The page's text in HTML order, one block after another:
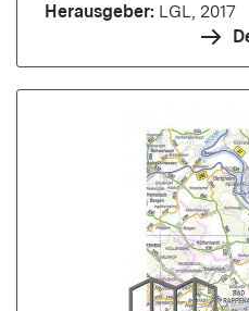
Herausgeber: LGL, 2017